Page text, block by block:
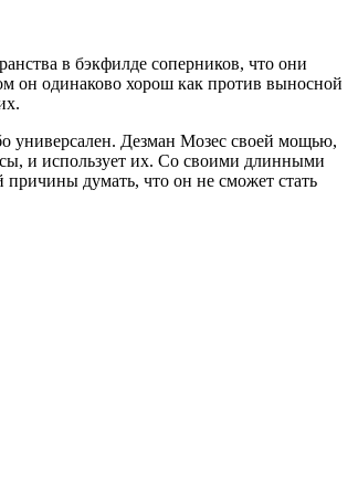
в бэкфилде соперников, что они
он одинаково хорош как против выносной
универсален. Дезман Мозес своей мощью,
и использует их. Со своими длинными
думать, что он не сможет стать